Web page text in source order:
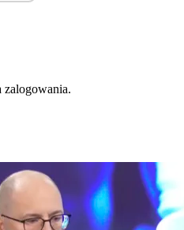
zalogowania.